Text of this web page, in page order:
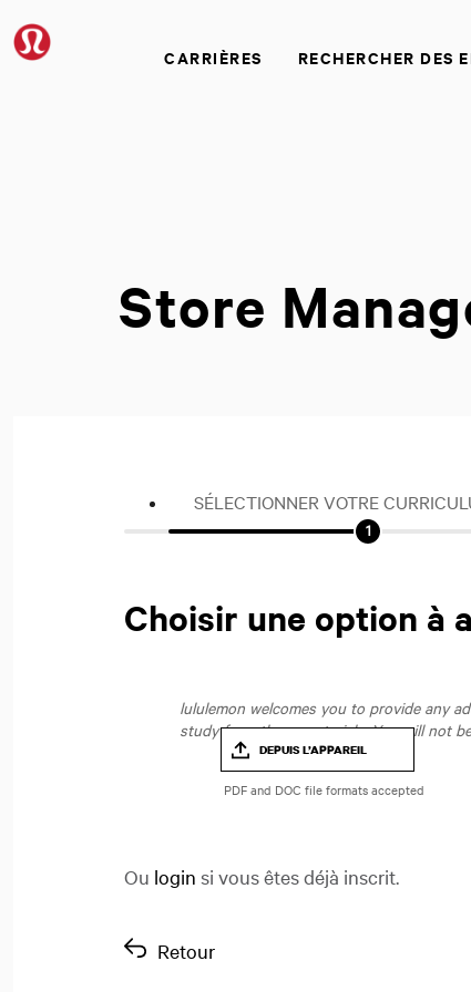
CARRIÈRES RECHERCHER DES
Store
SÉLECTIONNER VOTRE
Choisir une option à
lululemon welcomes you to provide any
study from those materials. You will not
DEPUIS L’APPAREIL
Ou login si vous êtes déjà inscrit.
Retour